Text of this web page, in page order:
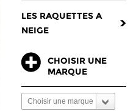
LES RAQUETTES A
NEIGE
CHOISIR UNE
MARQUE
Choisir une marque